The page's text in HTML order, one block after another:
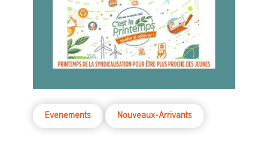
Evenements Nouveaux-Arrivants